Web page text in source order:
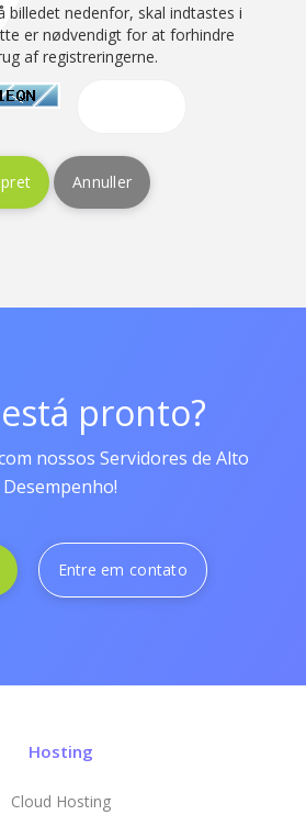
billedet nedenfor, skal indtastes i
er nødvendigt for at forhindre
af registreringerne.
Annuller
pronto?
nossos Servidores de Alto
Desempenho!
Entre em contato
Hosting
Cloud Hosting